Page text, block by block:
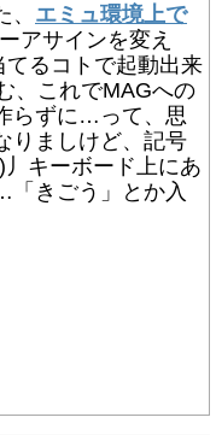
エミュ環境上で
アサインを変え
るコトで起動出来
、これでMAGへの
らずに…って、思
りましけど、記号
キーボード上にあ
きごう」とか入